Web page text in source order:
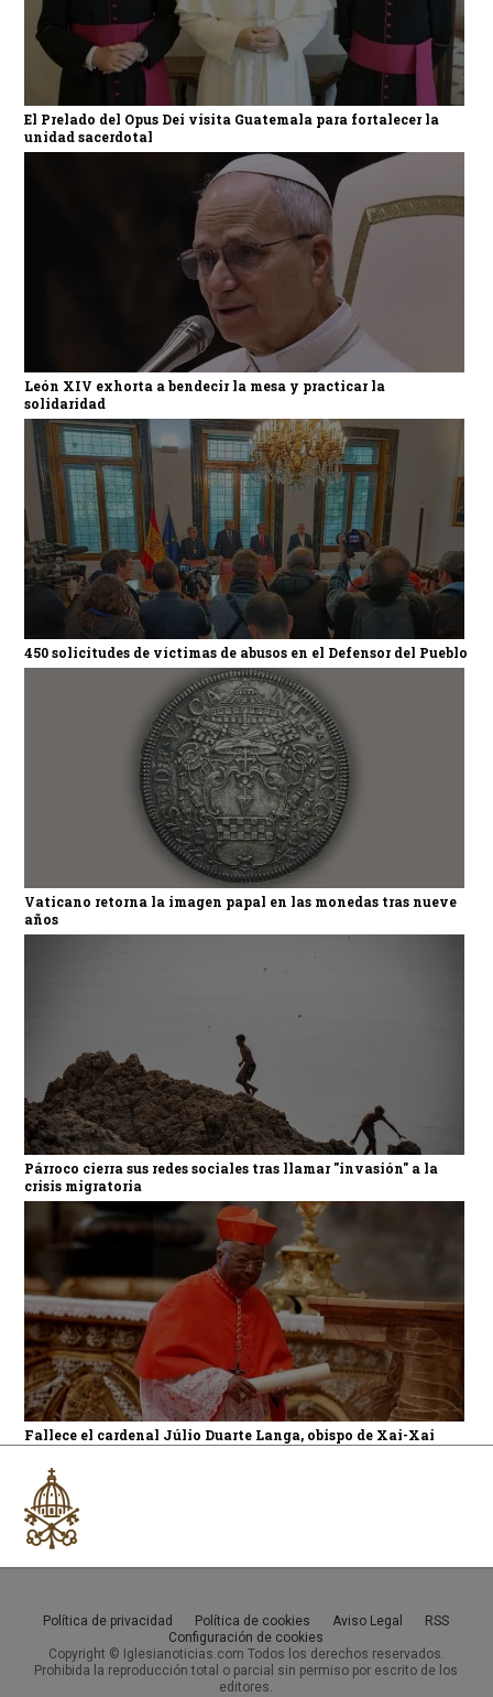
El Prelado del Opus Dei visita Guatemala para fortalecer la
unidad sacerdotal
León XIV exhorta a bendecir la mesa y practicar la
solidaridad
450 solicitudes de víctimas de abusos en el Defensor del Pueblo
Vaticano retorna la imagen papal en las monedas tras nueve
años
Párroco cierra sus redes sociales tras llamar "invasión" a la
crisis migratoria
Fallece el cardenal Júlio Duarte Langa, obispo de Xai-Xai
Política de privacidad Política de cookies Aviso Legal
RSS
Configuración de cookies
Copyright © Iglesianoticias.com Todos los derechos reservados.
Prohibida la reproducción total o parcial sin permiso por escrito de los
editores.